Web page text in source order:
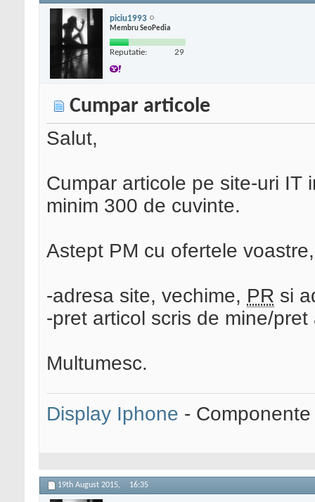
piciu1993
Membru SeoPedia
Reputatie: 29
Cumpar articole
Salut,
Cumpar articole pe site-uri IT
minim 300 de cuvinte.
Astept PM cu ofertele
-adresa site, vechime, PR si
-pret articol scris de mine/
Multumesc.
Display Iphone -
19th August 2015, 16:35